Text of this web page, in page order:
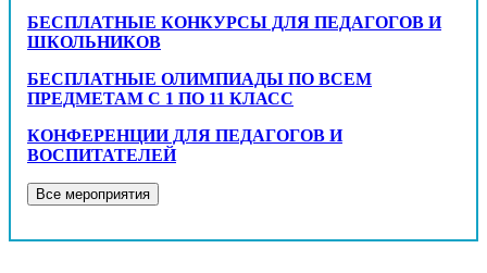
БЕСПЛАТНЫЕ КОНКУРСЫ ДЛЯ ПЕДАГОГОВ И
ШКОЛЬНИКОВ
БЕСПЛАТНЫЕ ОЛИМПИАДЫ ПО ВСЕМ
ПРЕДМЕТАМ С 1 ПО 11 КЛАСС
КОНФЕРЕНЦИИ ДЛЯ ПЕДАГОГОВ И
ВОСПИТАТЕЛЕЙ